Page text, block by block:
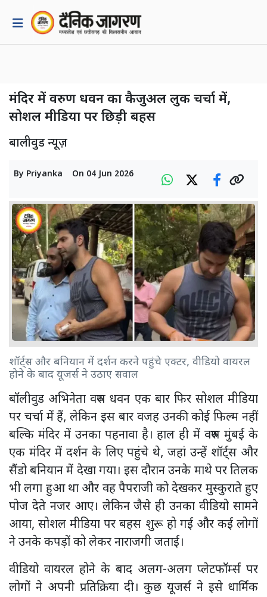
मंदिर में वरुण धवन का कैजुअल लुक चर्चा में,
सोशल मीडिया पर छिड़ी बहस
बालीवुड न्यूज़
By Priyanka On 04 Jun 2026
शॉर्ट्स और बनियान में दर्शन करने पहुंचे एक्टर, वीडियो वायरल
होने के बाद यूजर्स ने उठाए सवाल
बॉलीवुड अभिनेता वरुण धवन एक बार फिर सोशल मीडिया
पर चर्चा में हैं, लेकिन इस बार वजह उनकी कोई फिल्म नहीं
बल्कि मंदिर में उनका पहनावा है। हाल ही में वरुण मुंबई के
एक मंदिर में दर्शन के लिए पहुंचे थे, जहां उन्हें शॉर्ट्स और
सैंडो बनियान में देखा गया। इस दौरान उनके माथे पर तिलक
भी लगा हुआ था और वह पैपराजी को देखकर मुस्कुराते हुए
पोज देते नजर आए। लेकिन जैसे ही उनका वीडियो सामने
आया, सोशल मीडिया पर बहस शुरू हो गई और कई लोगों
ने उनके कपड़ों को लेकर नाराजगी जताई।
वीडियो वायरल होने के बाद अलग-अलग प्लेटफॉर्म्स पर
लोगों ने अपनी प्रतिक्रिया दी। कुछ यूजर्स ने इसे धार्मिक